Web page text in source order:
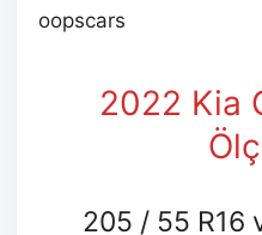
oopscars
2022 Kia
205 / 55 R16